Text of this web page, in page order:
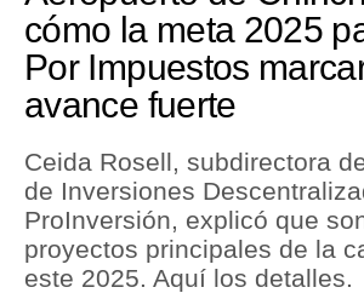
Perú
Política
Tu Dinero
Finanzas Personales
Inmobiliarias
Plus G
cómo la meta 2025
Por Impuestos
avance fuerte
Ceida Rosell, subdirectora
de Inversiones
ProInversión, explicó que
proyectos principales de la
este 2025. Aquí los detalles.